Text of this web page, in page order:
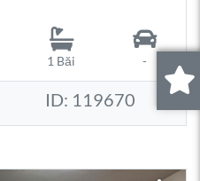
1 Băi -
ID: 119670